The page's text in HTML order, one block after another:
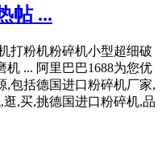
帖 ...
打粉机粉碎机小型超细破
... 阿里巴巴1688为您优
,包括德国进口粉碎机厂家,
,买,挑德国进口粉碎机,品